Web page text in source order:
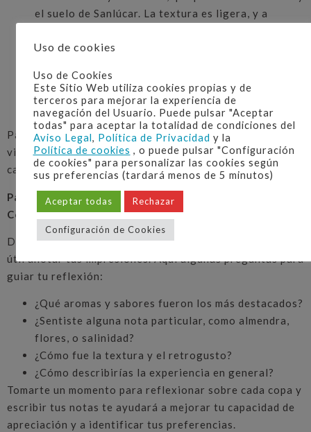
el suelo de Sanlúcar. La textura es ligera, y a
Retrogusto: Una vez que has tragado el vino,
manzanilla suele dejar un retrogusto limpio y
fresco, con notas sutiles de salinidad y amargor
que evocan el ambiente marino de Sanlúcar.
Para una cata comparativa, realiza este paso con cada
vino que hayas seleccionado, tomándote tu tiempo entre
cada copa para comparar sus diferencias.
Paso 4: Reflexión – Anota tus Observaciones y
Conclusiones
Después de observar, oler y saborear la manzanilla, es
útil anotar tus impresiones. Aquí algunas preguntas para
guiar tu reflexión:
¿Qué aromas y sabores fueron los más destacados?
¿Sentiste alguna nota particular, como almendra,
flores, o salinidad?
¿Cómo fue la textura y el retrogusto?
¿Cómo describirías la experiencia en general?
Tomarte un momento para reflexionar sobre cada copa y
escribir tus notas te ayudará a mejorar tu capacidad de
apreciación y a identificar tus preferencias.
Uso de cookies
Uso de Cookies
Este Sitio Web utiliza cookies propias y de
terceros para mejorar la experiencia de
navegación del Usuario. Puede pulsar "Aceptar
todas" para aceptar la totalidad de condiciones del
Aviso Legal, Política de Privacidad y la
Política de cookies , o puede pulsar "Configuración
de cookies" para personalizar las cookies según
sus preferencias (tardará menos de 5 minutos)
Aceptar todas Rechazar
Configuración de Cookies